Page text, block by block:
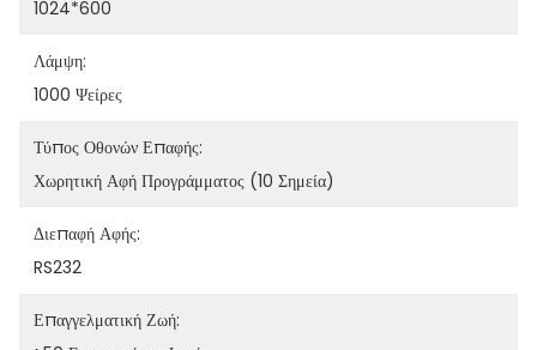
1024*600
Λάμψη:
1000 Ψείρες
Τύπος Οθονών Επαφής:
Χωρητική Αφή Προγράμματος (10 Σημεία)
Διεπαφή Αφής:
RS232
Επαγγελματική Ζωή: